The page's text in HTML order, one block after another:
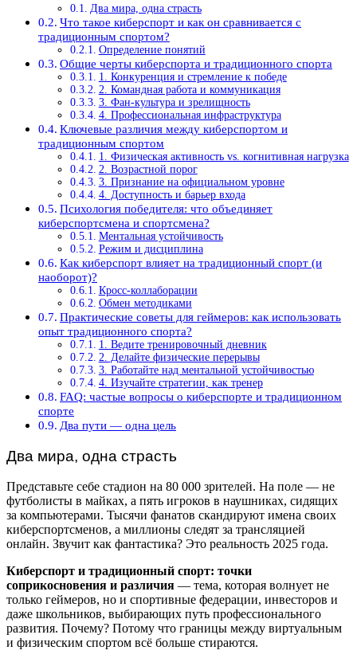
Два мира, одна страсть
Что такое киберспорт и как он сравнивается с
традиционным спортом?
Определение понятий
Общие черты киберспорта и традиционного спорта
1. Конкуренция и стремление к победе
2. Командная работа и коммуникация
3. Фан-культура и зрелищность
4. Профессиональная инфраструктура
Ключевые различия между киберспортом и
традиционным спортом
1. Физическая активность vs. когнитивная нагрузка
2. Возрастной порог
3. Признание на официальном уровне
4. Доступность и барьер входа
Психология победителя: что объединяет
киберспортсмена и спортсмена?
Ментальная устойчивость
Режим и дисциплина
Как киберспорт влияет на традиционный спорт (и
наоборот)?
Кросс-коллаборации
Обмен методиками
Практические советы для геймеров: как использовать
опыт традиционного спорта?
1. Ведите тренировочный дневник
2. Делайте физические перерывы
3. Работайте над ментальной устойчивостью
4. Изучайте стратегии, как тренер
FAQ: частые вопросы о киберспорте и традиционном
спорте
Два пути — одна цель
Два мира, одна страсть
Представьте себе стадион на 80 000 зрителей. На поле — не
футболисты в майках, а пять игроков в наушниках, сидящих
за компьютерами. Тысячи фанатов скандируют имена своих
киберспортсменов, а миллионы следят за трансляцией
онлайн. Звучит как фантастика? Это реальность 2025 года.
Киберспорт и традиционный спорт: точки
соприкосновения и различия — тема, которая волнует не
только геймеров, но и спортивные федерации, инвесторов и
даже школьников, выбирающих путь профессионального
развития. Почему? Потому что границы между виртуальным
и физическим спортом всё больше стираются.